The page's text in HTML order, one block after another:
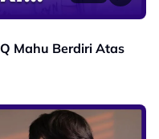
Mahu Berdiri Atas